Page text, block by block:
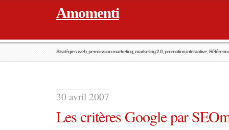
Amomenti
Stratégies web, permission marketing, marketing 2.0, promotion interactive,
30 avril 2007
Les critères Google par